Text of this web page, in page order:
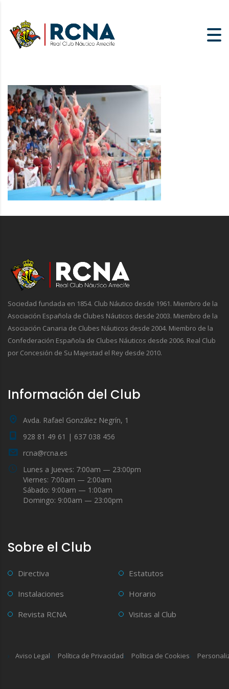
Sociedad fundada en 1854. Club Náutico desde 1961. Miembro de la
Asociación Española de Clubes Náuticos desde 2003. Miembro de la
Asociación Canaria de Clubes Náuticos desde 2004. Miembro de la
Confederación Española de Clubes Náuticos desde 2006. Real Club
por Concesión de Su Majestad el Rey desde 2010.
Información del Club
Avda. Rafael González Negrín, 1
928 81 49 61 | 637 038 456
rcna@rcna.es
Lunes a Jueves: 7:00am — 23:00pm
Viernes: 7:00am — 2:00am
Sábado: 9:00am — 1:00am
Domingo: 9:00am — 23:00pm
Sobre el Club
Directiva
Estatutos
Instalaciones
Horario
Revista RCNA
Visitas al Club
Aviso Legal Política de Privacidad Política de Cookies